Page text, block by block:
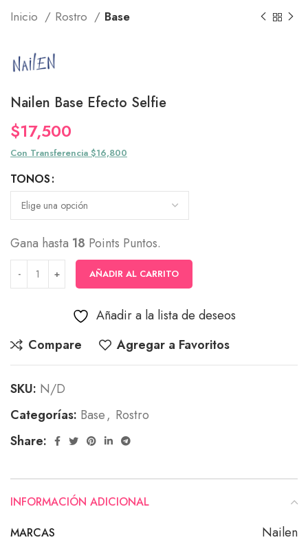
Inicio Rostro Base
Nailen Base Efecto Selfie
$17,500
Con Transferencia $16,800
TONOS
Gana hasta 18 Points Puntos.
AÑADIR AL CARRITO
Añadir a la lista de deseos
Compare
Agregar a Favoritos
SKU: N/D
Categorías: Base, Rostro
Share:
INFORMACIÓN ADICIONAL
MARCAS
Nailen